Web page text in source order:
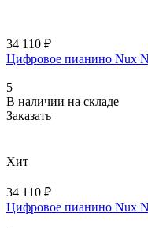
34 110 ₽
Цифровое пианино Nux
5
В наличии на складе
Заказать
Хит
34 110 ₽
Цифровое пианино Nux